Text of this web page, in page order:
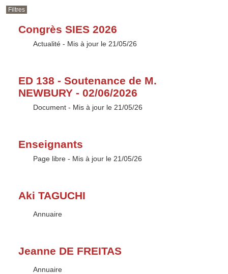
Filtres
Congrès SIES 2026
Type :
Actualité - Mis à jour le 21/05/26
ED 138 - Soutenance de M.
NEWBURY - 02/06/2026
Type :
Document - Mis à jour le 21/05/26
Enseignants
Type :
Page libre - Mis à jour le 21/05/26
Aki TAGUCHI
Type :
Annuaire
Jeanne DE FREITAS
Type :
Annuaire